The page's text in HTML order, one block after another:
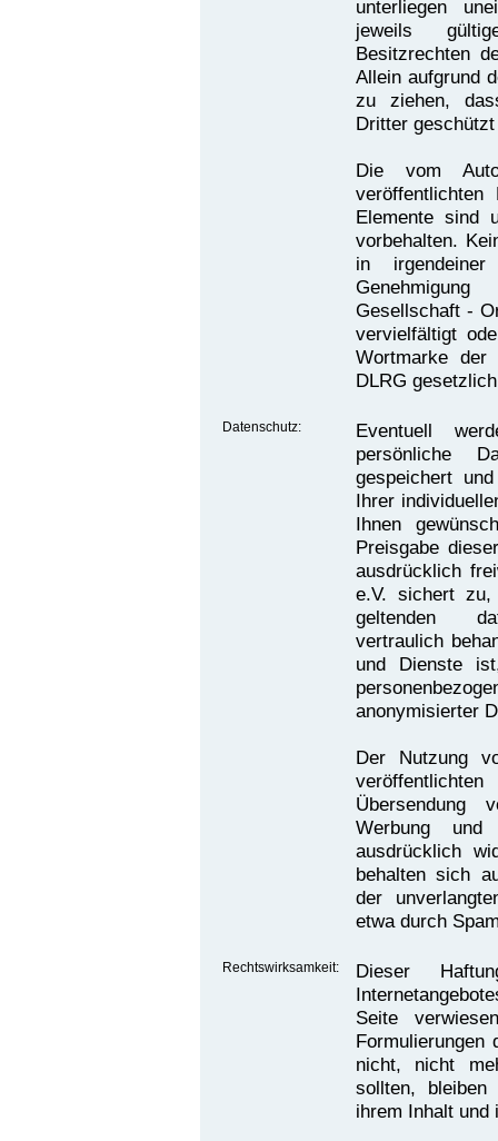
unterliegen
jeweils
Besitzrechten
Allein aufgrund
zu ziehen,
Dritter
Die vom
Elemente sind
vorbehalten.
in
Gesellschaft -
vervielfältigt
Wortmarke
DLRG
Datenschutz:
Eventuell
persönliche
gespeichert
Ihrer
Ihnen
Preisgabe
ausdrücklich
e.V. sichert zu,
geltenden
vertraulich
und Dienste
anonymisierter
Der Nutzung
Übersendung
Werbung und
ausdrücklich
behalten sich
der
etwa durch
Rechtswirksamkeit:
Dieser
Seite
Formulierungen
nicht, nicht
sollten,
ihrem Inhalt und